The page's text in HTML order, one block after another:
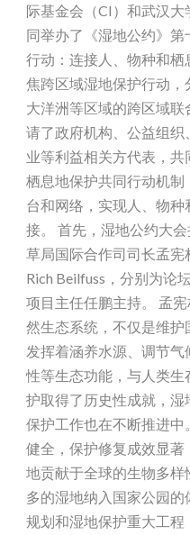
际基金会（CI）和武汉
同举办了《湿地公约》第
行动：连接人、物种和栖
焦跨区域湿地保护行动，
大洋洲等区域的跨区域
请了政府机构、公益组
业等利益相关方代表，
栖息地保护共同行动机
台和网络，实现人、物
接。 首先，湿地公约大
草局国际合作司司长孟
Rich Beilfuss，分别为论
项目主任任鹏主持。 孟
然生态系统，不仅是维
发挥着涵养水源、调节
性等生态功能，与人类
护取得了历史性成就，
保护工作也在不断推进
健全，保护修复成效显
地贡献于全球的生物多
多的湿地纳入国家公园
规划和湿地保护重大工